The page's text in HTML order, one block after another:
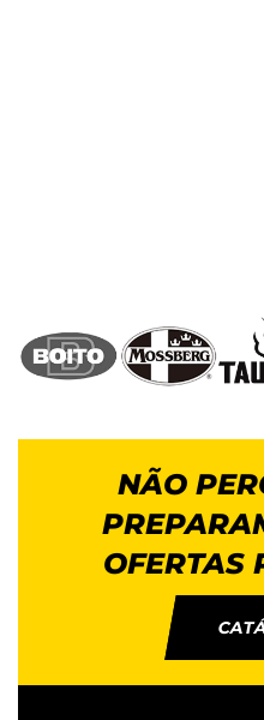
NÃO
OFERTAS